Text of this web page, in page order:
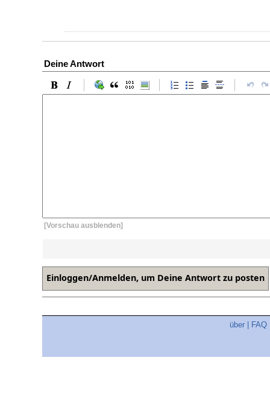
Deine Antwort
[Vorschau ausblenden]
über FAQ